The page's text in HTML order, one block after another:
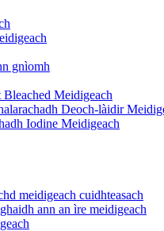
gnìomh
Meidigeach
Deoch-làidir
Iodine Meidigeach
meidigeach cuidhteasach
ann an ìre meidigeach